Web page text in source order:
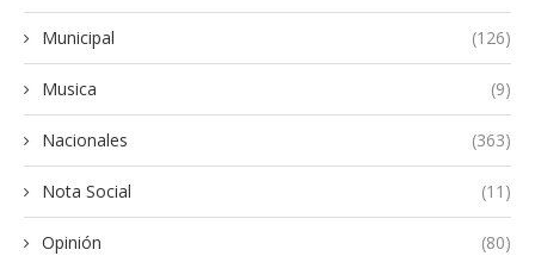
Municipal (126)
Musica (9)
Nacionales (363)
Nota Social (11)
Opinión (80)